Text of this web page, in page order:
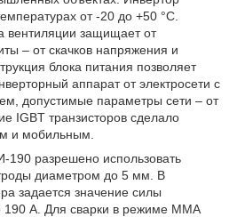
от -20 до +50 °С.
вентиляции защищает от
– от скачков напряжения и
блока питания позволяет
аппарат от электросети с
допустимые параметры сети – от
IGBT транзисторов сделало
и мобильным.
разрешено использовать
диаметром до 5 мм. В
задается значение силы
190 А. Для сварки в режиме ММА